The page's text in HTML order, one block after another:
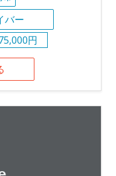
バー
円